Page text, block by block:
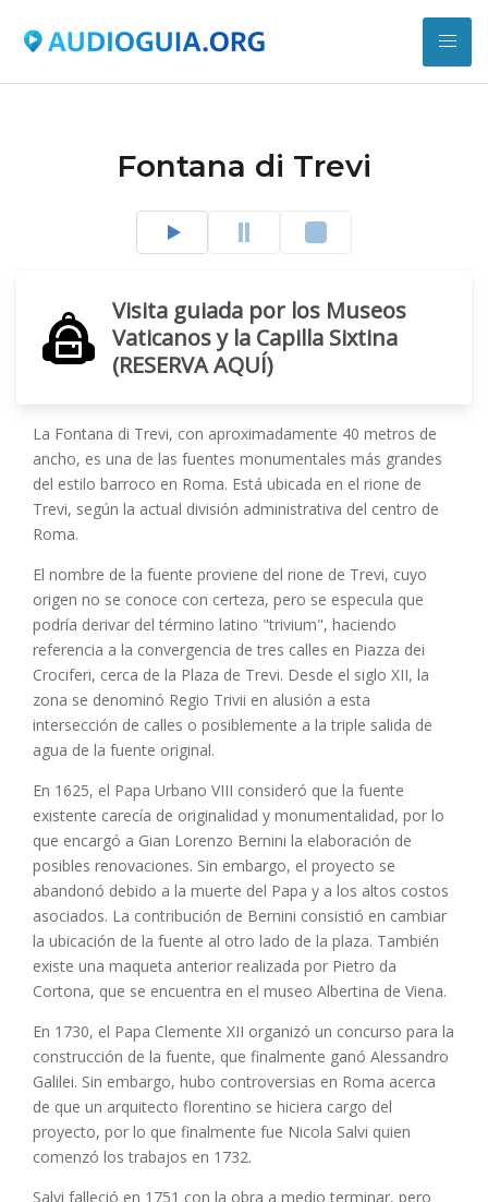
Fontana di Trevi
Visita guiada por los Museos
Vaticanos y la Capilla Sixtina
(RESERVA AQUÍ)
La Fontana di Trevi, con aproximadamente 40 metros de
ancho, es una de las fuentes monumentales más grandes
del estilo barroco en Roma. Está ubicada en el rione de
Trevi, según la actual división administrativa del centro de
Roma.
El nombre de la fuente proviene del rione de Trevi, cuyo
origen no se conoce con certeza, pero se especula que
podría derivar del término latino "trivium", haciendo
referencia a la convergencia de tres calles en Piazza dei
Crociferi, cerca de la Plaza de Trevi. Desde el siglo XII, la
zona se denominó Regio Trivii en alusión a esta
intersección de calles o posiblemente a la triple salida de
agua de la fuente original.
En 1625, el Papa Urbano VIII consideró que la fuente
existente carecía de originalidad y monumentalidad, por lo
que encargó a Gian Lorenzo Bernini la elaboración de
posibles renovaciones. Sin embargo, el proyecto se
abandonó debido a la muerte del Papa y a los altos costos
asociados. La contribución de Bernini consistió en cambiar
la ubicación de la fuente al otro lado de la plaza. También
existe una maqueta anterior realizada por Pietro da
Cortona, que se encuentra en el museo Albertina de Viena.
En 1730, el Papa Clemente XII organizó un concurso para la
construcción de la fuente, que finalmente ganó Alessandro
Galilei. Sin embargo, hubo controversias en Roma acerca
de que un arquitecto florentino se hiciera cargo del
proyecto, por lo que finalmente fue Nicola Salvi quien
comenzó los trabajos en 1732.
Salvi falleció en 1751 con la obra a medio terminar, pero